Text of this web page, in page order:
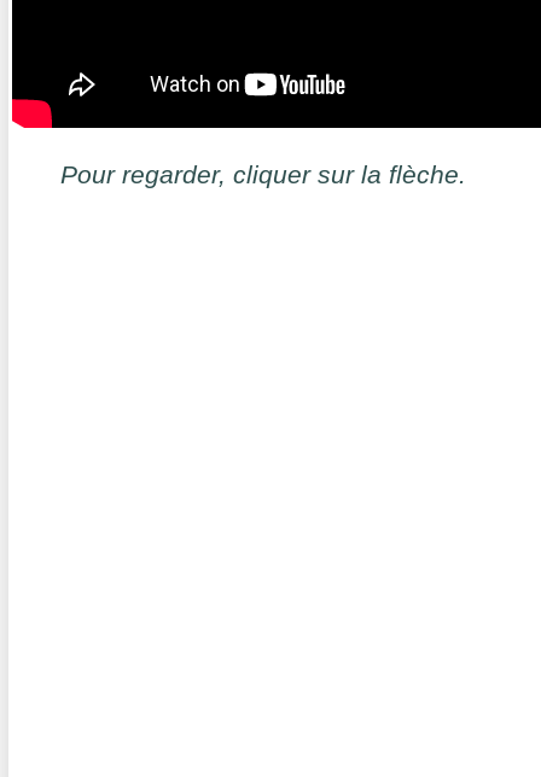
Pour regarder, cliquer sur la flèche.